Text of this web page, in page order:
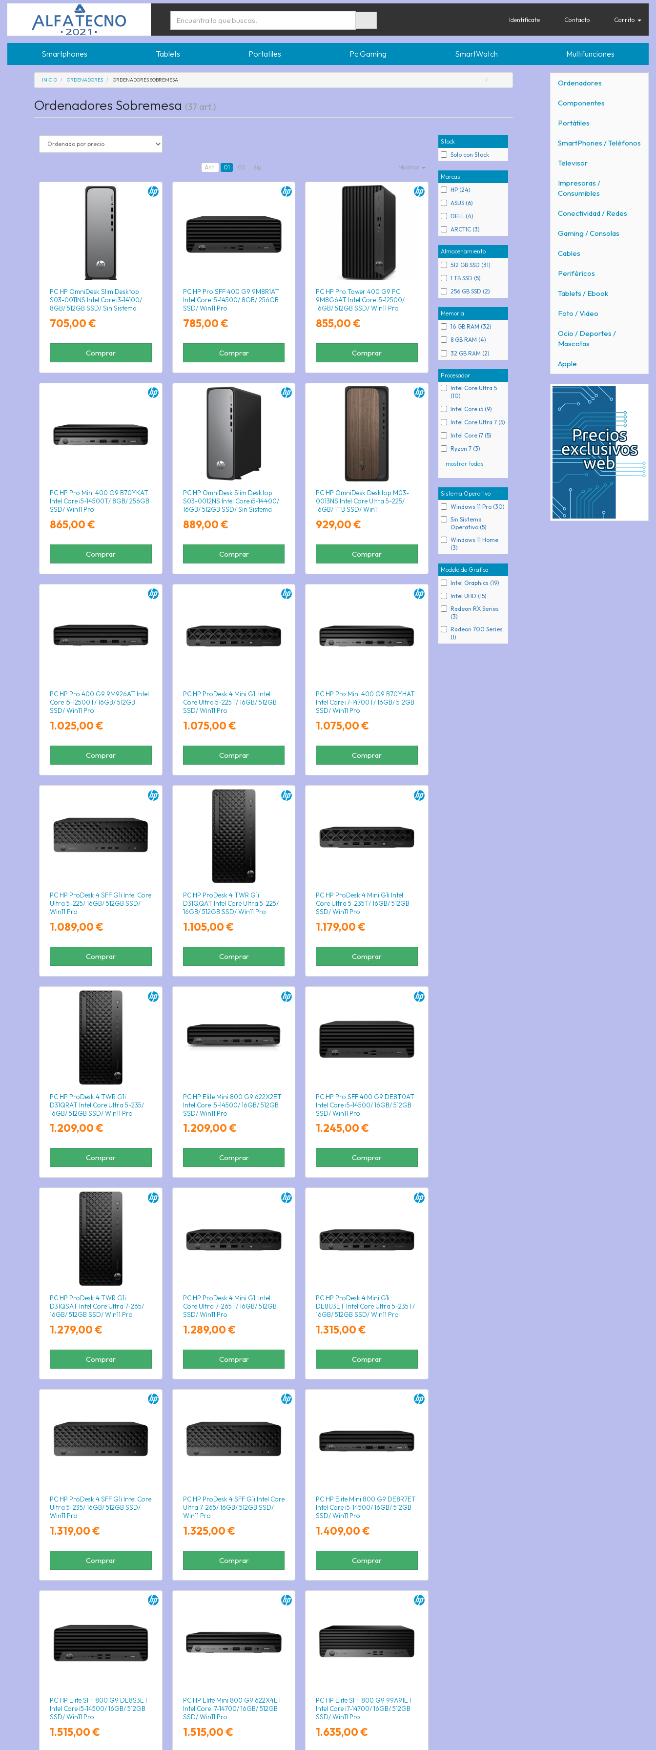
Identifícate Contacto Carrito
Smartphones Tablets Portatiles Pc Gaming SmartWatch Multifunciones
Ordenadores
Componentes
Portátiles
SmartPhones / Teléfonos
Televisor
Impresoras /
Consumibles
Conectividad / Redes
Gaming / Consolas
Cables
Periféricos
Tablets / Ebook
Foto / Video
Ocio / Deportes /
Mascotas
Apple
INICIO ORDENADORES ORDENADORES SOBREMESA
Ordenadores Sobremesa (37 art.)
Stock
Solo con Stock
Marcas
HP (24)
ASUS (6)
DELL (4)
ARCTIC (3)
Almacenamiento
512 GB SSD (31)
1 TB SSD (5)
256 GB SSD (2)
Memoria
16 GB RAM (32)
8 GB RAM (4)
32 GB RAM (2)
Procesador
Intel Core Ultra 5
(10)
Intel Core i5 (9)
Intel Core Ultra 7 (5)
Intel Core i7 (5)
Ryzen 7 (3)
mostrar todas
Sistema Operativo
Windows 11 Pro (30)
Sin Sistema
Operativo (5)
Windows 11 Home
(3)
Modelo de Grafica
Intel Graphics (19)
Intel UHD (15)
Radeon RX Series
(3)
Radeon 700 Series
(1)
Ant. 01 02 Sig. Mostrar
PC HP OmniDesk Slim Desktop
S03-0011NS Intel Core i3-14100/
8GB/ 512GB SSD/ Sin Sistema
705,00 €
Comprar
PC HP Pro SFF 400 G9 9M8R1AT
Intel Core i5-14500/ 8GB/ 256GB
SSD/ Win11 Pro
785,00 €
Comprar
PC HP Pro Tower 400 G9 PCI
9M8G6AT Intel Core i5-12500/
16GB/ 512GB SSD/ Win11 Pro
855,00 €
Comprar
PC HP Pro Mini 400 G9 B70YKAT
Intel Core i5-14500T/ 8GB/ 256GB
SSD/ Win11 Pro
865,00 €
Comprar
PC HP OmniDesk Slim Desktop
S03-0012NS Intel Core i5-14400/
16GB/ 512GB SSD/ Sin Sistema
889,00 €
Comprar
PC HP OmniDesk Desktop M03-
0013NS Intel Core Ultra 5-225/
16GB/ 1TB SSD/ Win11
929,00 €
Comprar
PC HP Pro 400 G9 9M926AT Intel
Core i5-12500T/ 16GB/ 512GB
SSD/ Win11 Pro
1.025,00 €
Comprar
PC HP ProDesk 4 Mini G1i Intel
Core Ultra 5-225T/ 16GB/ 512GB
SSD/ Win11 Pro
1.075,00 €
Comprar
PC HP Pro Mini 400 G9 B70YHAT
Intel Core i7-14700T/ 16GB/ 512GB
SSD/ Win11 Pro
1.075,00 €
Comprar
PC HP ProDesk 4 SFF G1i Intel Core
Ultra 5-225/ 16GB/ 512GB SSD/
Win11 Pro
1.089,00 €
Comprar
PC HP ProDesk 4 TWR G1i
D31QQAT Intel Core Ultra 5-225/
16GB/ 512GB SSD/ Win11 Pro
1.105,00 €
Comprar
PC HP ProDesk 4 Mini G1i Intel
Core Ultra 5-235T/ 16GB/ 512GB
SSD/ Win11 Pro
1.179,00 €
Comprar
PC HP ProDesk 4 TWR G1i
D31QRAT Intel Core Ultra 5-235/
16GB/ 512GB SSD/ Win11 Pro
1.209,00 €
Comprar
PC HP Elite Mini 800 G9 622X2ET
Intel Core i5-14500/ 16GB/ 512GB
SSD/ Win11 Pro
1.209,00 €
Comprar
PC HP Pro SFF 400 G9 DE8T0AT
Intel Core i5-14500/ 16GB/ 512GB
SSD/ Win11 Pro
1.245,00 €
Comprar
PC HP ProDesk 4 TWR G1i
D31QSAT Intel Core Ultra 7-265/
16GB/ 512GB SSD/ Win11 Pro
1.279,00 €
Comprar
PC HP ProDesk 4 Mini G1i Intel
Core Ultra 7-265T/ 16GB/ 512GB
SSD/ Win11 Pro
1.289,00 €
Comprar
PC HP ProDesk 4 Mini G1i
DE8U3ET Intel Core Ultra 5-235T/
16GB/ 512GB SSD/ Win11 Pro
1.315,00 €
Comprar
PC HP ProDesk 4 SFF G1i Intel Core
Ultra 5-235/ 16GB/ 512GB SSD/
Win11 Pro
1.319,00 €
Comprar
PC HP ProDesk 4 SFF G1i Intel Core
Ultra 7-265/ 16GB/ 512GB SSD/
Win11 Pro
1.325,00 €
Comprar
PC HP Elite Mini 800 G9 DE8R7ET
Intel Core i5-14500/ 16GB/ 512GB
SSD/ Win11 Pro
1.409,00 €
Comprar
PC HP Elite SFF 800 G9 DE8S3ET
Intel Core i5-14500/ 16GB/ 512GB
SSD/ Win11 Pro
1.515,00 €
PC HP Elite Mini 800 G9 622X4ET
Intel Core i7-14700/ 16GB/ 512GB
SSD/ Win11 Pro
1.515,00 €
PC HP Elite SFF 800 G9 99A91ET
Intel Core i7-14700/ 16GB/ 512GB
SSD/ Win11 Pro
1.635,00 €